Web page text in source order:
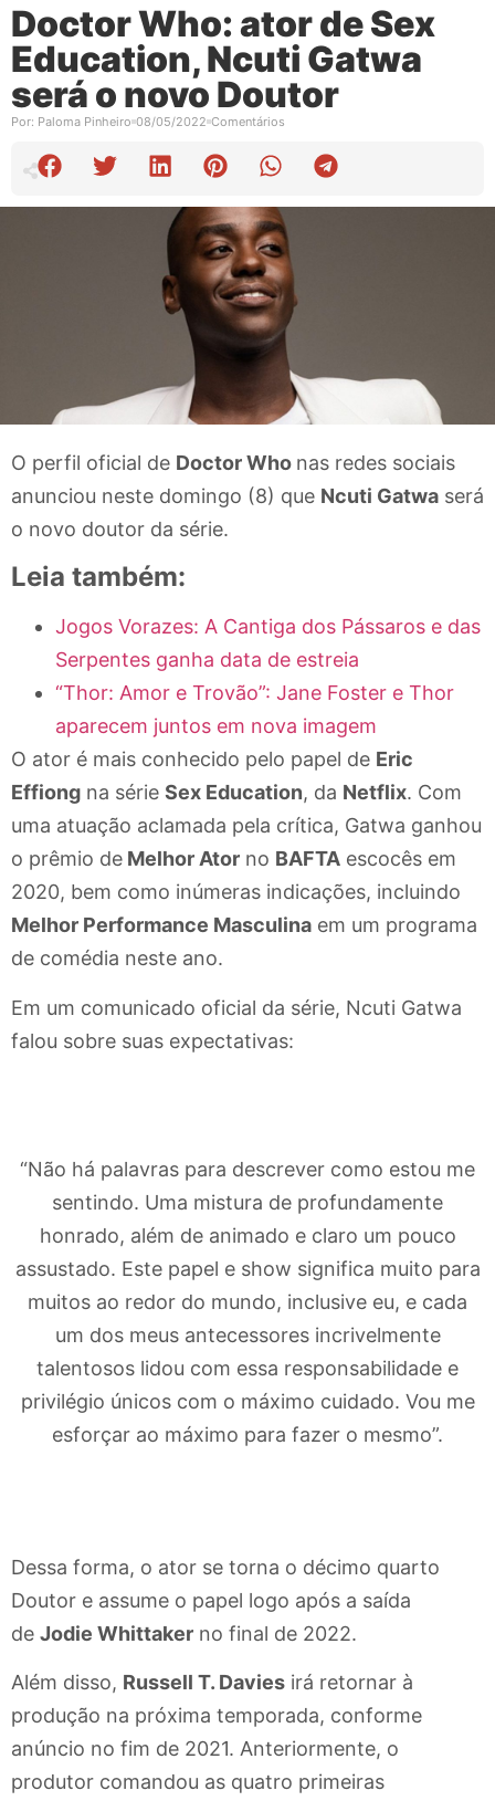
Doctor Who: ator de Sex
Education, Ncuti Gatwa
será o novo Doutor
Por: Paloma Pinheiro 08/05/2022 Comentários
O perfil oficial de Doctor Who nas redes sociais
anunciou neste domingo (8) que Ncuti Gatwa será
o novo doutor da série.
Leia também:
Jogos Vorazes: A Cantiga dos Pássaros e das
Serpentes ganha data de estreia
“Thor: Amor e Trovão”: Jane Foster e Thor
aparecem juntos em nova imagem
O ator é mais conhecido pelo papel de Eric
Effiong na série Sex Education, da Netflix. Com
uma atuação aclamada pela crítica, Gatwa ganhou
o prêmio de Melhor Ator no BAFTA escocês em
2020, bem como inúmeras indicações, incluindo
Melhor Performance Masculina em um programa
de comédia neste ano.
Em um comunicado oficial da série, Ncuti Gatwa
falou sobre suas expectativas:
“Não há palavras para descrever como estou me
sentindo. Uma mistura de profundamente
honrado, além de animado e claro um pouco
assustado. Este papel e show significa muito para
muitos ao redor do mundo, inclusive eu, e cada
um dos meus antecessores incrivelmente
talentosos lidou com essa responsabilidade e
privilégio únicos com o máximo cuidado. Vou me
esforçar ao máximo para fazer o mesmo”.
Dessa forma, o ator se torna o décimo quarto
Doutor e assume o papel logo após a saída
de Jodie Whittaker no final de 2022.
Além disso, Russell T. Davies irá retornar à
produção na próxima temporada, conforme
anúncio no fim de 2021. Anteriormente, o
produtor comandou as quatro primeiras